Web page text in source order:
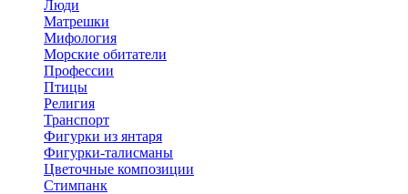
Люди
Матрешки
Мифология
Морские обитатели
Профессии
Птицы
Религия
Транспорт
Фигурки из янтаря
Фигурки-талисманы
Цветочные композиции
Стимпанк